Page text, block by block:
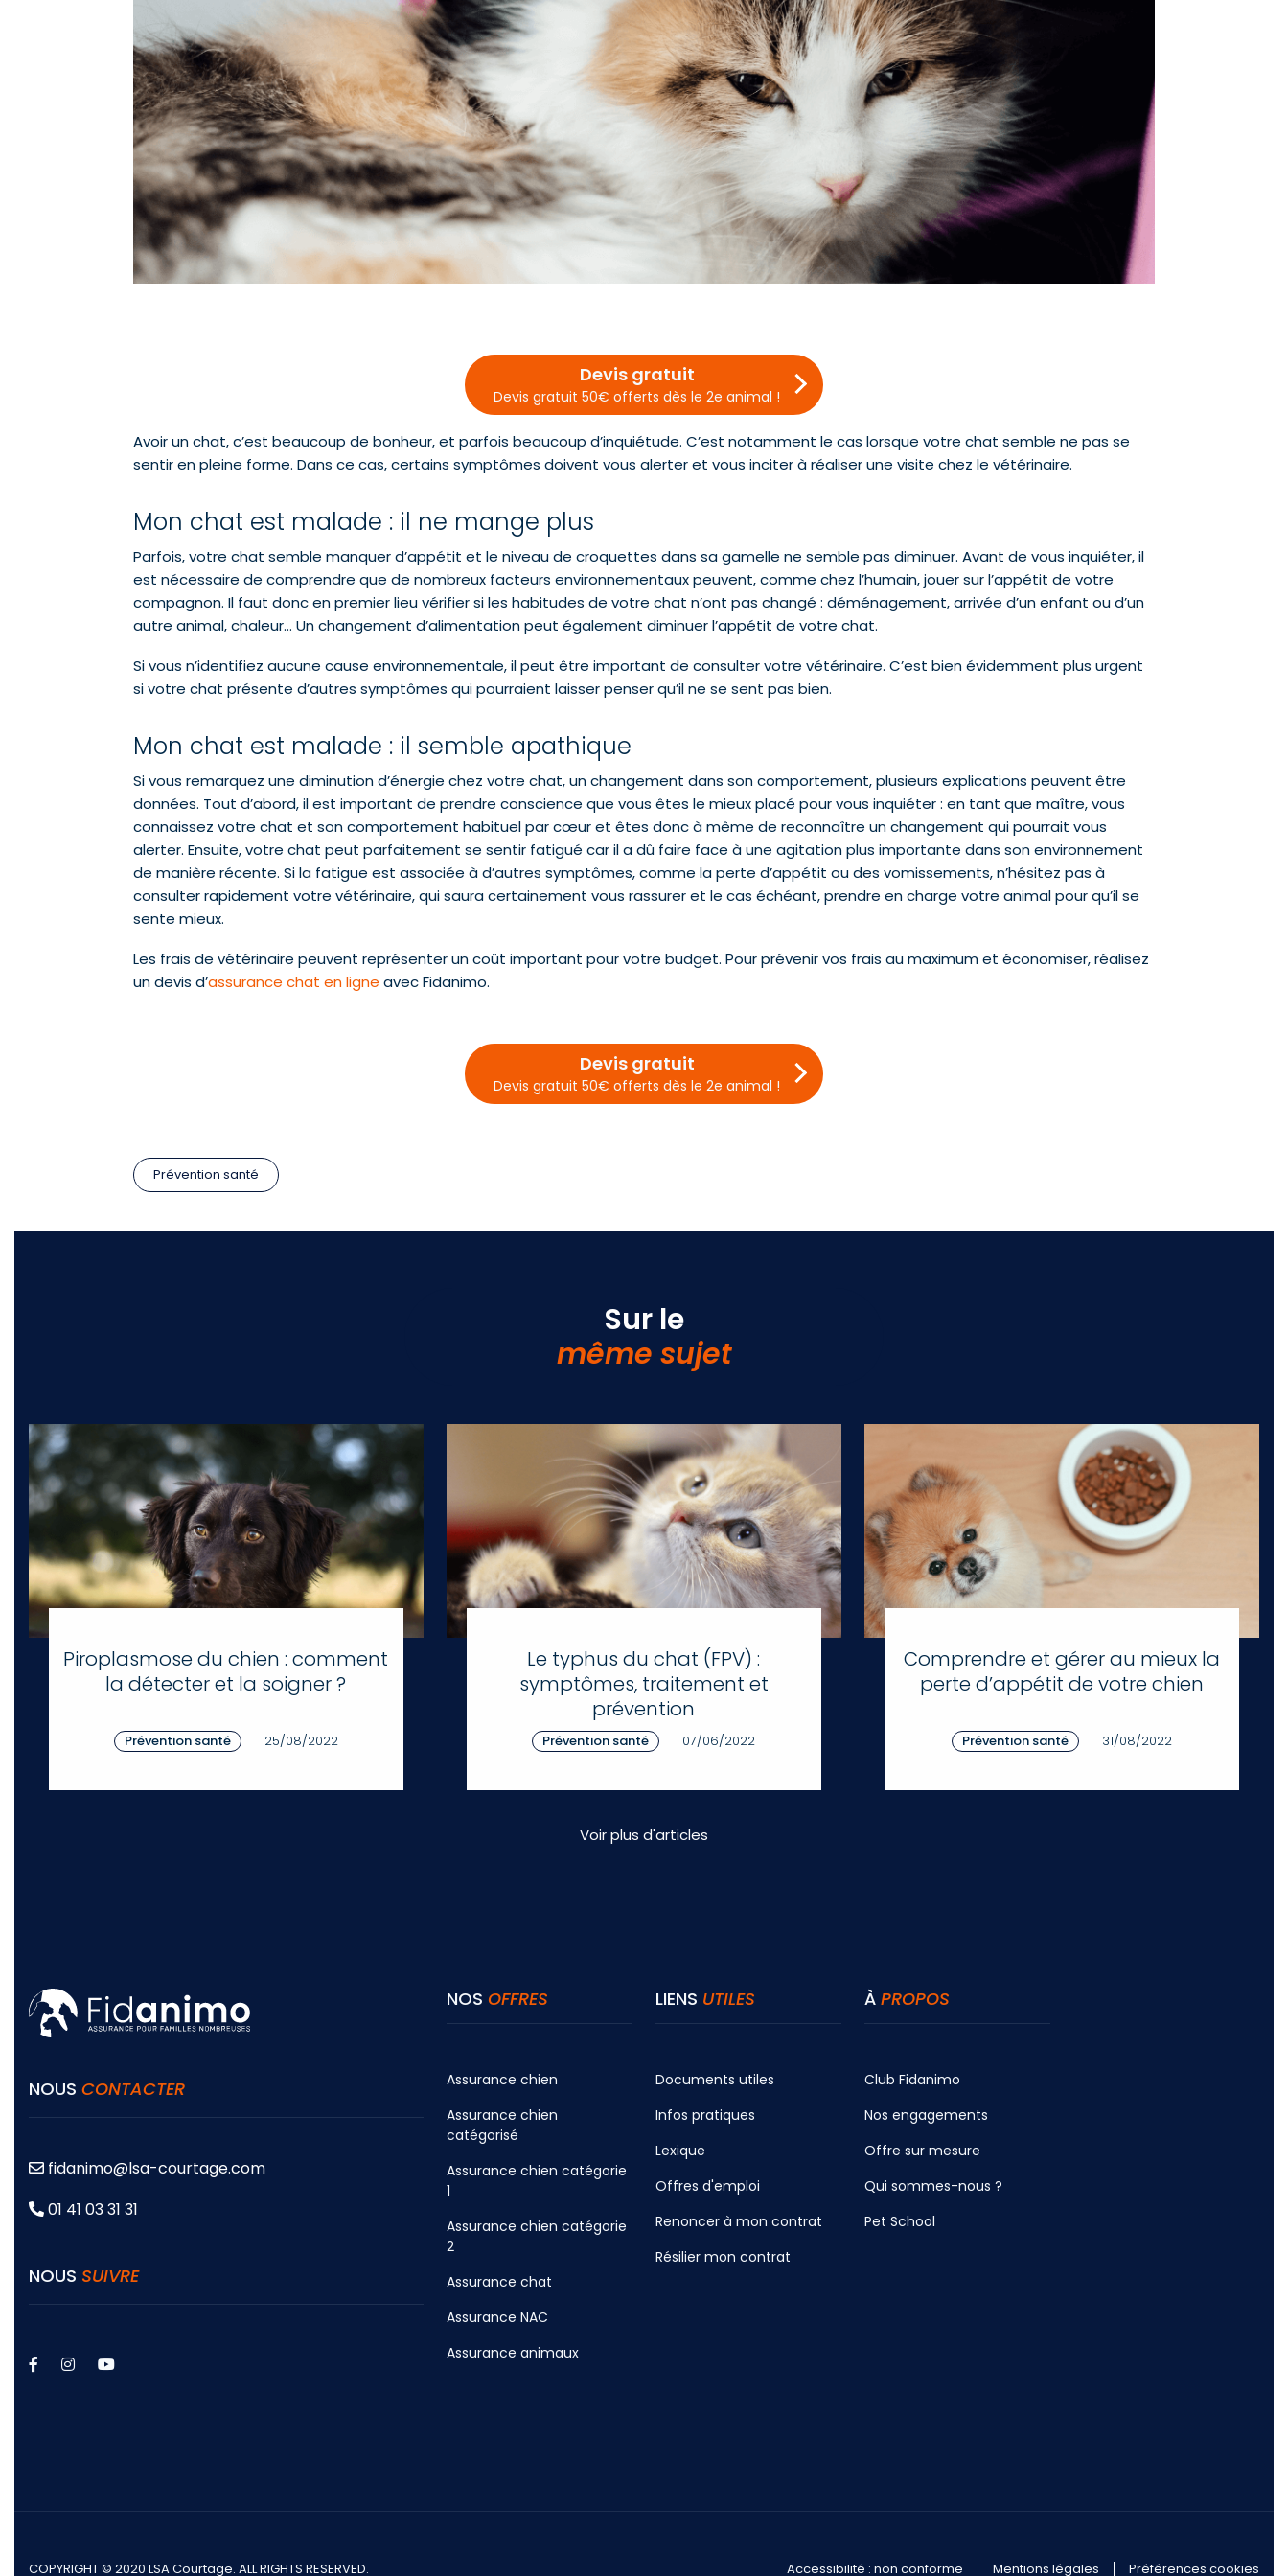
Devis gratuit
Devis gratuit 50€ offerts dès le 2e animal !
Avoir un chat, c’est beaucoup de bonheur, et parfois beaucoup d’inquiétude. C’est notamment le cas lorsque votre chat semble ne pas se
sentir en pleine forme. Dans ce cas, certains symptômes doivent vous alerter et vous inciter à réaliser une visite chez le vétérinaire.
Mon chat est malade : il ne mange plus
Parfois, votre chat semble manquer d’appétit et le niveau de croquettes dans sa gamelle ne semble pas diminuer. Avant de vous inquiéter, il
est nécessaire de comprendre que de nombreux facteurs environnementaux peuvent, comme chez l’humain, jouer sur l’appétit de votre
compagnon. Il faut donc en premier lieu vérifier si les habitudes de votre chat n’ont pas changé : déménagement, arrivée d’un enfant ou d’un
autre animal, chaleur… Un changement d’alimentation peut également diminuer l’appétit de votre chat.
Si vous n’identifiez aucune cause environnementale, il peut être important de consulter votre vétérinaire. C’est bien évidemment plus urgent
si votre chat présente d’autres symptômes qui pourraient laisser penser qu’il ne se sent pas bien.
Mon chat est malade : il semble apathique
Si vous remarquez une diminution d’énergie chez votre chat, un changement dans son comportement, plusieurs explications peuvent être
données. Tout d’abord, il est important de prendre conscience que vous êtes le mieux placé pour vous inquiéter : en tant que maître, vous
connaissez votre chat et son comportement habituel par cœur et êtes donc à même de reconnaître un changement qui pourrait vous
alerter. Ensuite, votre chat peut parfaitement se sentir fatigué car il a dû faire face à une agitation plus importante dans son environnement
de manière récente. Si la fatigue est associée à d’autres symptômes, comme la perte d’appétit ou des vomissements, n’hésitez pas à
consulter rapidement votre vétérinaire, qui saura certainement vous rassurer et le cas échéant, prendre en charge votre animal pour qu’il se
sente mieux.
Les frais de vétérinaire peuvent représenter un coût important pour votre budget. Pour prévenir vos frais au maximum et économiser, réalisez
un devis d’assurance chat en ligne avec Fidanimo.
Devis gratuit
Devis gratuit 50€ offerts dès le 2e animal !
Prévention santé
Sur le
même sujet
Piroplasmose du chien : comment
la détecter et la soigner ?
Prévention santé 25/08/2022
Le typhus du chat (FPV) :
symptômes, traitement et
prévention
Prévention santé 07/06/2022
Comprendre et gérer au mieux la
perte d’appétit de votre chien
Prévention santé 31/08/2022
Voir plus d'articles
NOUS CONTACTER
fidanimo@lsa-courtage.com
01 41 03 31 31
NOUS SUIVRE
facebookinstagramyoutube
NOS OFFRES
Assurance chien
Assurance chien
catégorisé
Assurance chien catégorie
1
Assurance chien catégorie
2
Assurance chat
Assurance NAC
Assurance animaux
LIENS UTILES
Documents utiles
Infos pratiques
Lexique
Offres d'emploi
Renoncer à mon contrat
Résilier mon contrat
À PROPOS
Club Fidanimo
Nos engagements
Offre sur mesure
Qui sommes-nous ?
Pet School
COPYRIGHT © 2020 LSA Courtage. ALL RIGHTS RESERVED. Accessibilité : non conforme Mentions légales Préférences cookies